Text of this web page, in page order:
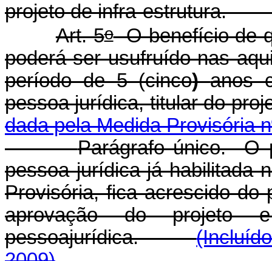
projeto de infra-
Art. 5oO benefício de
poderá ser usufruído nas
período de 5 (cinco)anos
pessoa jurídica, titular do
dada pela Medida Provisória
Parágrafo único. O
pessoa jurídica já habilitada
Provisória, fica acrescido do
aprovação do
pessoajurídica.